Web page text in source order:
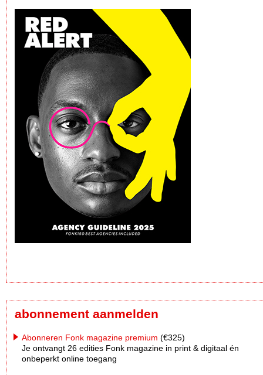
abonnement aanmelden
Abonneren Fonk magazine premium (€325)
Je ontvangt 26 edities Fonk magazine in print & digitaal én
onbeperkt online toegang